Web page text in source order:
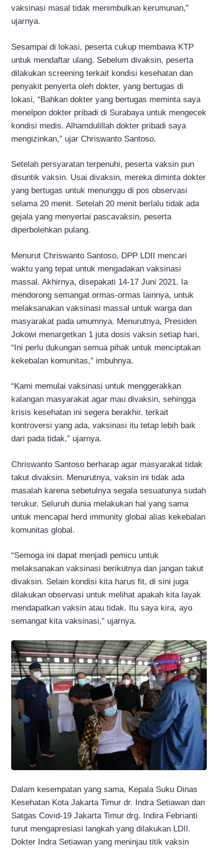
vaksinasi masal tidak menimbulkan kerumunan,”
ujarnya.
Sesampai di lokasi, peserta cukup membawa KTP
untuk mendaftar ulang. Sebelum divaksin, peserta
dilakukan screening terkait kondisi kesehatan dan
penyakit penyerta oleh dokter, yang bertugas di
lokasi, “Bahkan dokter yang bertugas meminta saya
menelpon dokter pribadi di Surabaya untuk mengecek
kondisi medis. Alhamdulillah dokter pribadi saya
mengizinkan,” ujar Chriswanto Santoso.
Setelah persyaratan terpenuhi, peserta vaksin pun
disuntik vaksin. Usai divaksin, mereka diminta dokter
yang bertugas untuk menunggu di pos observasi
selama 20 menit. Setelah 20 menit berlalu tidak ada
gejala yang menyertai pascavaksin, peserta
diperbolehkan pulang.
Menurut Chriswanto Santoso, DPP LDII mencari
waktu yang tepat untuk mengadakan vaksinasi
massal. Akhirnya, disepakati 14-17 Juni 2021. Ia
mendorong semangat ormas-ormas lainnya, untuk
melaksanakan vaksinasi massal untuk warga dan
masyarakat pada umumnya. Menurutnya, Presiden
Jokowi menargetkan 1 juta dosis vaksin setiap hari,
“Ini perlu dukungan semua pihak untuk menciptakan
kekebalan komunitas,” imbuhnya.
“Kami memulai vaksinasi untuk menggerakkan
kalangan masyarakat agar mau divaksin, sehingga
krisis kesehatan ini segera berakhir. terkait
kontroversi yang ada, vaksinasi itu tetap lebih baik
dari pada tidak,” ujarnya.
Chriswanto Santoso berharap agar masyarakat tidak
takut divaksin. Menurutnya, vaksin ini tidak ada
masalah karena sebetulnya segala sesuatunya sudah
terukur. Seluruh dunia melakukan hal yang sama
untuk mencapai herd immunity global alias kekebalan
komunitas global.
“Semoga ini dapat menjadi pemicu untuk
melaksanakan vaksinasi berikutnya dan jangan takut
divaksin. Selain kondisi kita harus fit, di sini juga
dilakukan observasi untuk melihat apakah kita layak
mendapatkan vaksin atau tidak. Itu saya kira, ayo
semangat kita vaksinasi,” ujarnya.
Dalam kesempatan yang sama, Kepala Suku Dinas
Kesehatan Kota Jakarta Timur dr. Indra Setiawan dan
Satgas Covid-19 Jakarta Timur drg. Indira Febrianti
turut mengapresiasi langkah yang dilakukan LDII.
Dokter Indra Setiawan yang meninjau titik vaksin